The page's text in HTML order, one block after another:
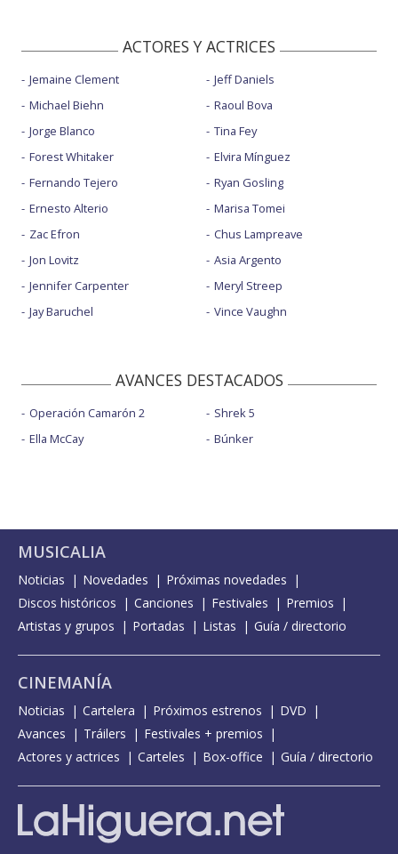
ACTORES Y ACTRICES
Jemaine Clement
Michael Biehn
Jorge Blanco
Forest Whitaker
Fernando Tejero
Ernesto Alterio
Zac Efron
Jon Lovitz
Jennifer Carpenter
Jay Baruchel
Jeff Daniels
Raoul Bova
Tina Fey
Elvira Mínguez
Ryan Gosling
Marisa Tomei
Chus Lampreave
Asia Argento
Meryl Streep
Vince Vaughn
AVANCES DESTACADOS
Operación Camarón 2
Ella McCay
Shrek 5
Búnker
MUSICALIA
Noticias Novedades
Próximas novedades
Discos históricos
Canciones Festivales
Premios
Artistas y grupos
Portadas Listas Guía / directorio
CINEMANÍA
Noticias Cartelera Próximos estrenos
DVD
Avances
Tráilers
Festivales + premios
Actores y actrices
Carteles Box-office Guía / directorio